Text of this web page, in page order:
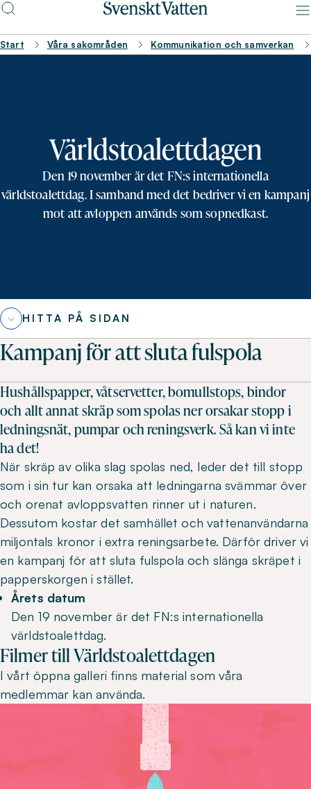
Start Våra sakområden Kommunikation och samverkan
Världstoalettdagen
Den 19 november är det FN:s internationella
världstoalettdag. I samband med det bedriver vi en kampanj
mot att avloppen används som sopnedkast.
HITTA PÅ SIDAN
Kampanj för att sluta fulspola
Hushållspapper, våtservetter, bomullstops, bindor
och allt annat skräp som spolas ner orsakar stopp i
ledningsnät, pumpar och reningsverk. Så kan vi inte
ha det!
När skräp av olika slag spolas ned, leder det till stopp
som i sin tur kan orsaka att ledningarna svämmar över
och orenat avloppsvatten rinner ut i naturen.
Dessutom kostar det samhället och vattenanvändarna
miljontals kronor i extra reningsarbete. Därför driver vi
en kampanj för att sluta fulspola och slänga skräpet i
papperskorgen i stället.
Årets datum
Den 19 november är det FN:s internationella
världstoalettdag.
Filmer till Världstoalettdagen
I vårt öppna galleri finns material som våra
medlemmar kan använda.